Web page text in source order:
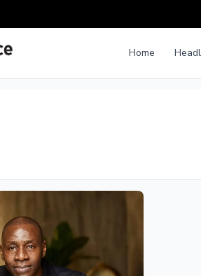
Home